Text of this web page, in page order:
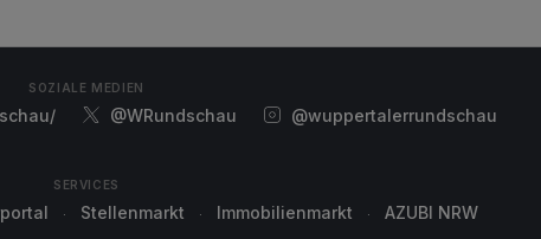
SOZIALE MEDIEN
@WRundschau @wuppertalerrundschau
SERVICES
Stellenmarkt Immobilienmarkt AZUBI NRW